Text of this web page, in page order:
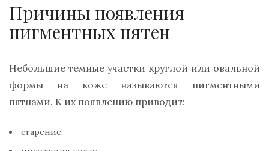
Причины появления
пигментных пятен
Небольшие темные участки круглой или овальной
формы на коже называются пигментными
пятнами. К их появлению приводит:
старение;